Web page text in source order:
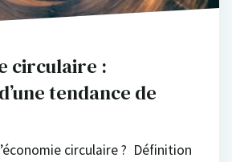
circulaire :
tendance de
circulaire ? Définition